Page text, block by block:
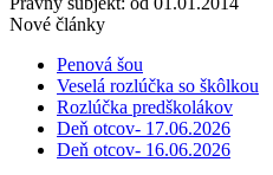
Nové články
Penová šou
Veselá rozlúčka so škôlkou
Rozlúčka predškolákov
Deň otcov- 17.06.2026
Deň otcov- 16.06.2026